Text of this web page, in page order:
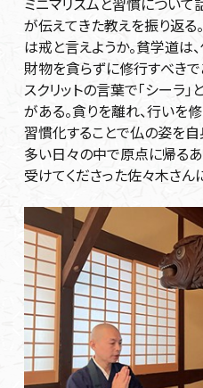
が伝えてきた教えを振り返る
は戒と言えようか。貧学道は
財物を貪らずに修行すべきで
スクリットの言葉で「シーラ」
がある。貪りを離れ、行いを
習慣化することで仏の姿を自
多い日々の中で原点に帰る
受けてくださった佐々木さん